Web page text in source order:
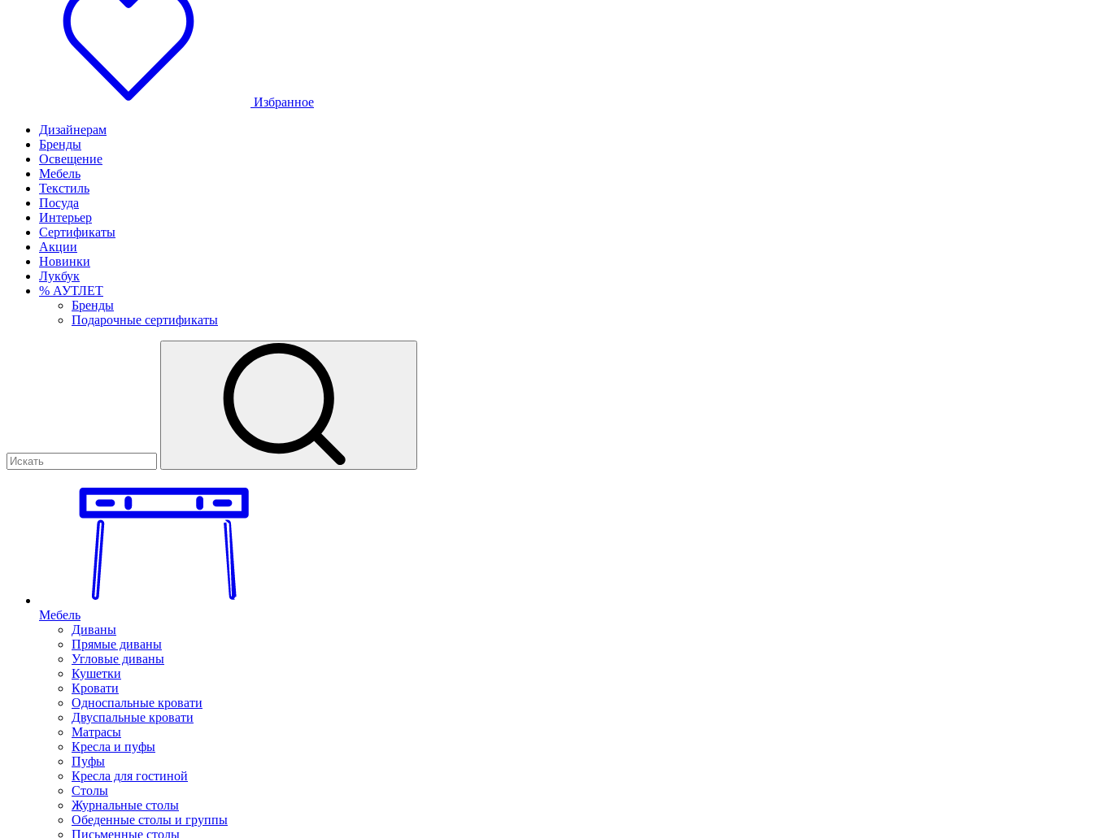
Избранное
Дизайнерам
Бренды
Освещение
Мебель
Текстиль
Посуда
Интерьер
Сертификаты
Акции
Новинки
Лукбук
% АУТЛЕТ
Бренды
Подарочные сертификаты
Мебель
Диваны
Прямые диваны
Угловые диваны
Кушетки
Кровати
Односпальные кровати
Двуспальные кровати
Матрасы
Кресла и пуфы
Пуфы
Кресла для гостиной
Столы
Журнальные столы
Обеденные столы и группы
Письменные столы